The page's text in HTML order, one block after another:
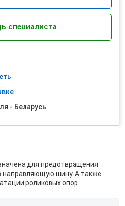
специалиста
- Беларусь
для предотвращения
направляющую шину. А также
роликовых опор.